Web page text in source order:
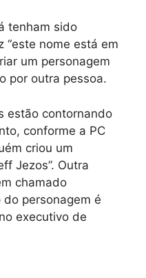
tenham sido
“este nome está em
um personagem
por outra pessoa.
estão contornando
conforme a PC
criou um
Jezos”. Outra
chamado
do personagem é
executivo de